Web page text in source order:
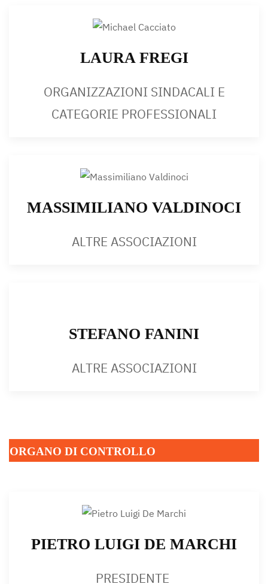
LAURA FREGI
ORGANIZZAZIONI SINDACALI E
CATEGORIE PROFESSIONALI
MASSIMILIANO VALDINOCI
ALTRE ASSOCIAZIONI
STEFANO FANINI
ALTRE ASSOCIAZIONI
ORGANO DI CONTROLLO
PIETRO LUIGI DE MARCHI
PRESIDENTE